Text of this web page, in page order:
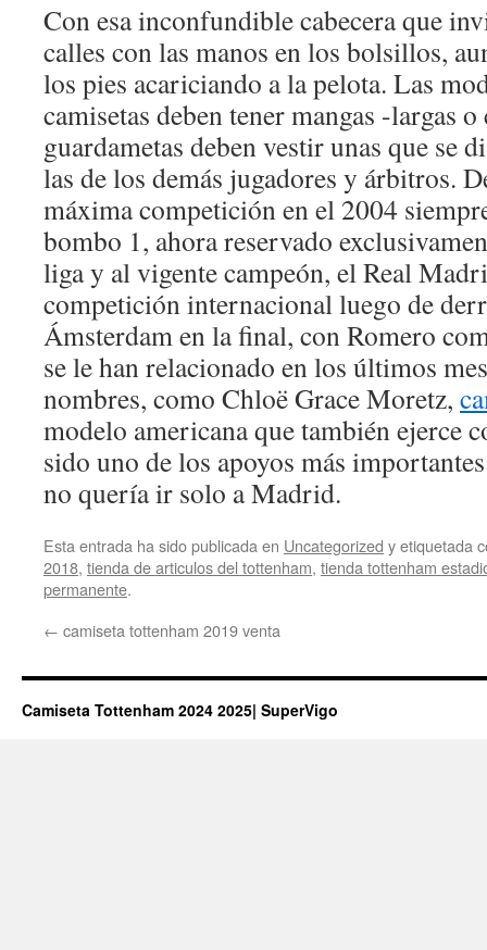
Con esa inconfundible cabecera que
calles con las manos en los bolsillos,
los pies acariciando a la pelota. Las
camisetas deben tener mangas -largas
guardametas deben vestir unas que se
las de los demás jugadores y árbitros.
máxima competición en el 2004
bombo 1, ahora reservado
liga y al vigente campeón, el Real
competición internacional luego de
Ámsterdam en la final, con Romero
se le han relacionado en los últimos
nombres, como Chloë Grace Moretz,
modelo americana que también ejerce
sido uno de los apoyos más
no quería ir solo a Madrid.
Esta entrada ha sido publicada en Uncategorized y etiquetada
2018, tienda de articulos del tottenham, tienda tottenham
permanente.
← camiseta tottenham 2019 venta
Camiseta Tottenham 2024 2025| SuperVigo